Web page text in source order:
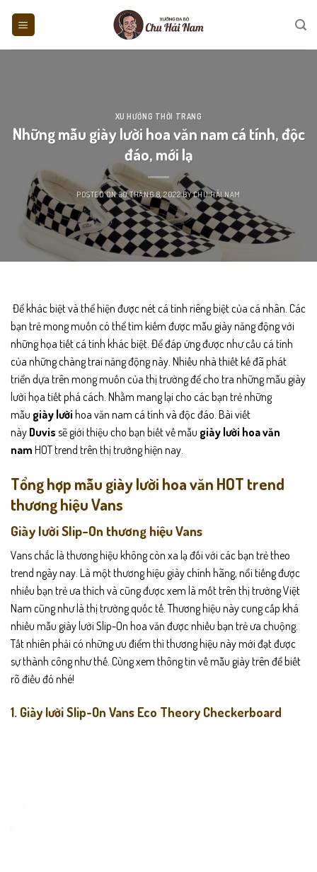
XU HƯỚNG THỜI TRANG
Những mẫu giày lười hoa văn nam cá tính, độc
đáo, mới lạ
POSTED ON30 THÁNG 8, 2022BYCHU HẢI NAM
Để khác biệt và thể hiện được nét cá tính riêng biệt của cá nhân. Các
bạn trẻ mong muốn có thể tìm kiếm được mẫu giày năng động với
những họa tiết cá tính khác biệt. Để đáp ứng được như cầu cá tính
của những chàng trai năng động này. Nhiều nhà thiết kế đã phát
triển dựa trên mong muốn của thị trường để cho tra những mẫu giày
lười họa tiết phá cách. Nhằm mang lại cho các bạn trẻ những
mẫu giày lười hoa văn nam cá tính và độc đáo. Bài viết
này Duvis sẽ giới thiệu cho bạn biết về mẫu giày lười hoa văn
nam HOT trend trên thị trường hiện nay.
Tổng hợp mẫu giày lười hoa văn HOT trend
thương hiệu Vans
Giày lười Slip-On thương hiệu Vans
Vans chắc là thương hiệu không còn xa lạ đối với các bạn trẻ theo
trend ngày nay. Là một thương hiệu giày chính hãng, nổi tiếng được
nhiều bạn trẻ ưa thích và cũng được xem là mốt trên thị trường Việt
Nam cũng như là thị trường quốc tế. Thương hiệu này cung cấp khá
nhiều mẫu giày lười Slip-On hoa văn được nhiều bạn trẻ ưa chuộng.
Tất nhiên phải có những ưu điểm thì thương hiệu này mới đạt được
sự thành công như thế. Cùng xem thông tin về mẫu giày trên để biết
rõ điều đó nhé!
1. Giày lười Slip-On Vans Eco Theory Checkerboard